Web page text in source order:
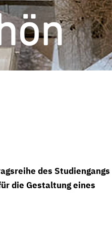
des Studiengangs
die Gestaltung eines